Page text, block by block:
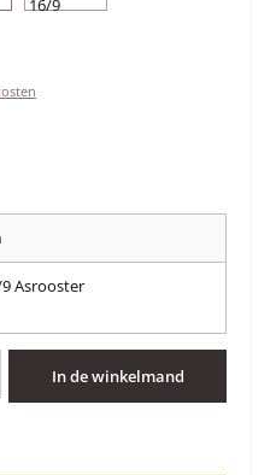
Asrooster
In de winkelmand